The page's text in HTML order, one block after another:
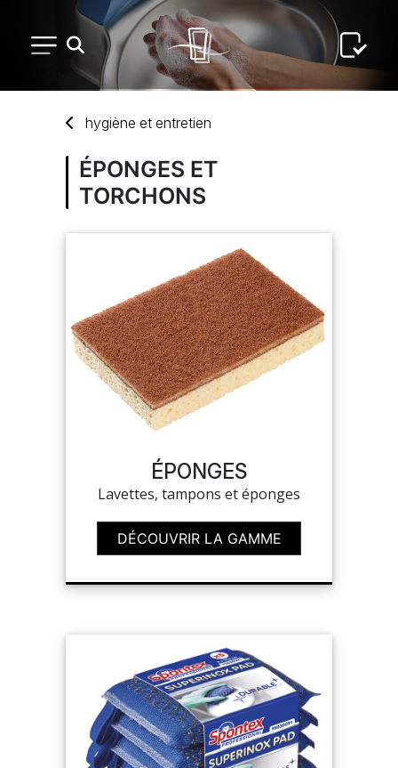
ARTS DE LA TABLE
USAGE UNIQUE
DISTRIBUTION DE REPAS
ARTS DE LA TABLE LUXE
MARQUES
MON COMPTE
CONFIGURER LES
PRODUITS
hygiène et entretien
ÉPONGES ET
TORCHONS
ÉPONGES
Lavettes, tampons et éponges
DÉCOUVRIR LA GAMME